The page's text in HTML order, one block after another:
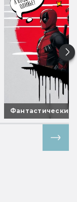
Фантастические